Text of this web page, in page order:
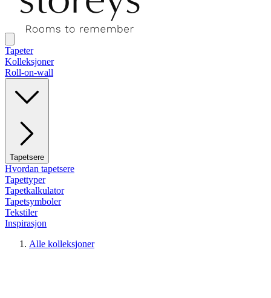
Tapeter
Kolleksjoner
Roll-on-wall
Tapetsere
Hvordan tapetsere
Tapettyper
Tapetkalkulator
Tapetsymboler
Tekstiler
Inspirasjon
Alle kolleksjoner